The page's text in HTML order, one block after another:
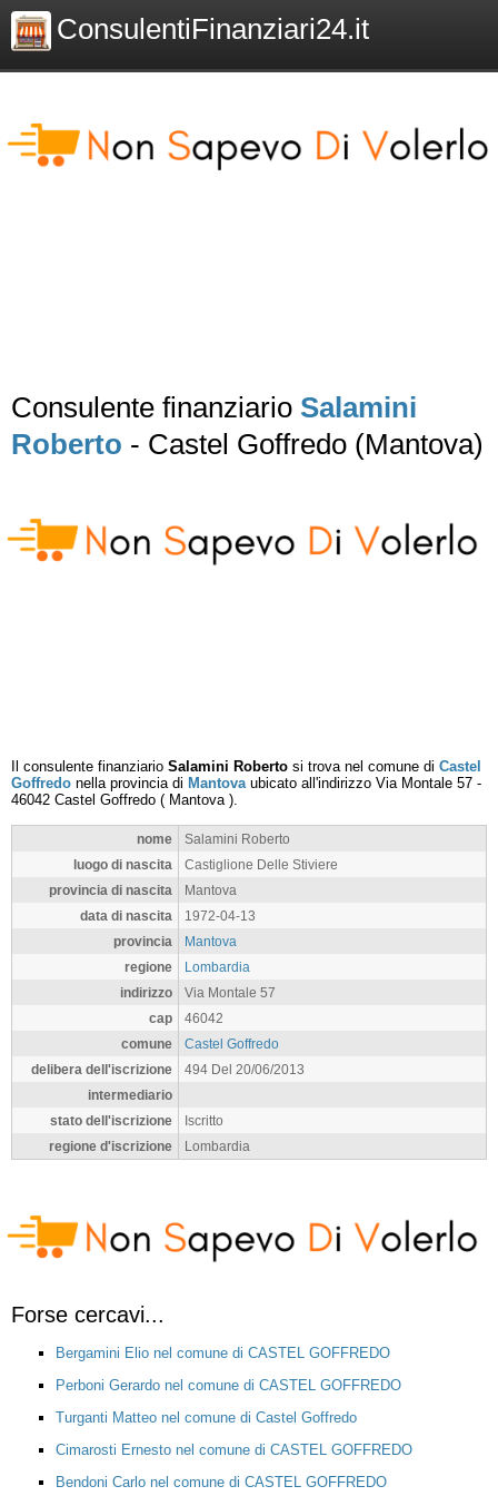
ConsulentiFinanziari24.it
Consulente finanziario Salamini
Roberto - Castel Goffredo (Mantova)
Il consulente finanziario Salamini Roberto si trova nel comune di Castel
Goffredo nella provincia di Mantovaubicato all'indirizzo Via Montale 57 -
46042 Castel Goffredo ( Mantova).
nome
Salamini Roberto
luogo di nascita
Castiglione Delle Stiviere
provincia di nascita
Mantova
data di nascita
1972-04-13
provincia
Mantova
regione
Lombardia
indirizzo
Via Montale 57
cap
46042
comune
Castel Goffredo
delibera dell'iscrizione
494 Del 20/06/2013
intermediario
stato dell'iscrizione
Iscritto
regione d'iscrizione
Lombardia
Forse cercavi...
Bergamini Elio nel comune di CASTEL GOFFREDO
Perboni Gerardo nel comune di CASTEL GOFFREDO
Turganti Matteo nel comune di Castel Goffredo
Cimarosti Ernesto nel comune di CASTEL GOFFREDO
Bendoni Carlo nel comune di CASTEL GOFFREDO